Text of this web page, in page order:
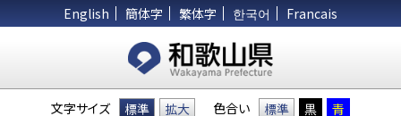
English 簡体字 繁体字 한국어 Francais
文字サイズ 標準 拡大 色合い 標準 黒 青